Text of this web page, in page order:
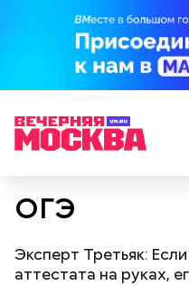
ОГЭ
Эксперт Третьяк:
аттестата на руках,